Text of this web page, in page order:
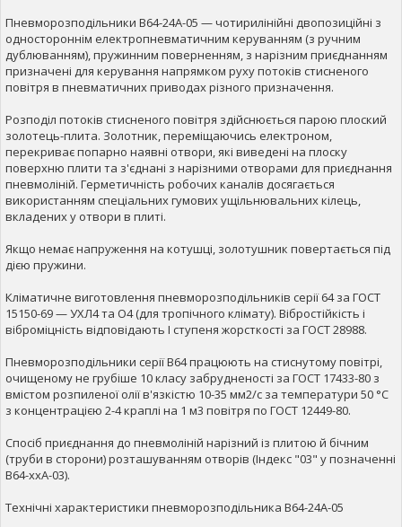
Пневморозподільники В64-24А-05 — чотирилінійні двопозиційні з
одностороннім електропневматичним керуванням (з ручним
дублюванням), пружинним поверненням, з нарізним приєднанням
призначені для керування напрямком руху потоків стисненого
повітря в пневматичних приводах різного призначення.
Розподіл потоків стисненого повітря здійснюється парою плоский
золотець-плита. Золотник, переміщаючись електроном,
перекриває попарно наявні отвори, які виведені на плоску
поверхню плити та з'єднані з нарізними отворами для приєднання
пневмоліній. Герметичність робочих каналів досягається
використанням спеціальних гумових ущільнювальних кілець,
вкладених у отвори в плиті.
Якщо немає напруження на котушці, золотушник повертається під
дією пружини.
Кліматичне виготовлення пневморозподільників серії 64 за ГОСТ
15150-69 — УХЛ4 та О4 (для тропічного клімату). Вібростійкість і
віброміцність відповідають I ступеня жорсткості за ГОСТ 28988.
Пневморозподільники серії В64 працюють на стиснутому повітрі,
очищеному не грубіше 10 класу забрудненості за ГОСТ 17433-80 з
вмістом розпиленої олії в'язкістю 10-35 мм2/с за температури 50 °C
з концентрацією 2-4 краплі на 1 м3 повітря по ГОСТ 12449-80.
Спосіб приєднання до пневмоліній нарізний із плитою й бічним
(труби в сторони) розташуванням отворів (Індекс "03" у позначенні
В64-ххА-03).
Технічні характеристики пневморозподільника В64-24А-05